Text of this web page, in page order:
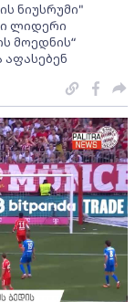
ნიუსრუმი"
ლიდერი
მოედნის“